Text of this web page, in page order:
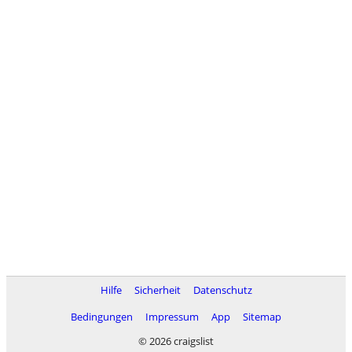
Hilfe Sicherheit
Datenschutz
Bedingungen
Impressum App
Sitemap
© 2026 craigslist